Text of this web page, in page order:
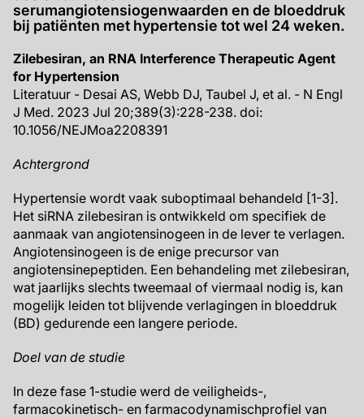
serumangiotensiogenwaarden en de bloeddruk
bij patiënten met hypertensie tot wel 24 weken.
Zilebesiran, an RNA Interference Therapeutic Agent
for Hypertension
Literatuur - Desai AS, Webb DJ, Taubel J, et al. - N Engl
J Med. 2023 Jul 20;389(3):228-238. doi:
10.1056/NEJMoa2208391
Achtergrond
Hypertensie wordt vaak suboptimaal behandeld [1-3].
Het siRNA zilebesiran is ontwikkeld om specifiek de
aanmaak van angiotensinogeen in de lever te verlagen.
Angiotensinogeen is de enige precursor van
angiotensinepeptiden. Een behandeling met zilebesiran,
wat jaarlijks slechts tweemaal of viermaal nodig is, kan
mogelijk leiden tot blijvende verlagingen in bloeddruk
(BD) gedurende een langere periode.
Doel van de studie
In deze fase 1-studie werd de veiligheids-,
farmacokinetisch- en farmacodynamischprofiel van